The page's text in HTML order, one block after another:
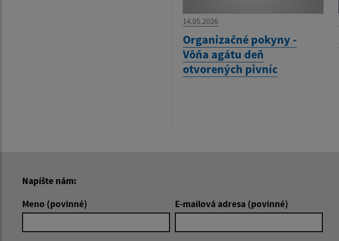
14.05.2026
Organizačné pokyny -
Vôňa agátu deň
otvorených pivníc
Napíšte nám:
Meno (povinné)
E-mailová adresa (povinné)